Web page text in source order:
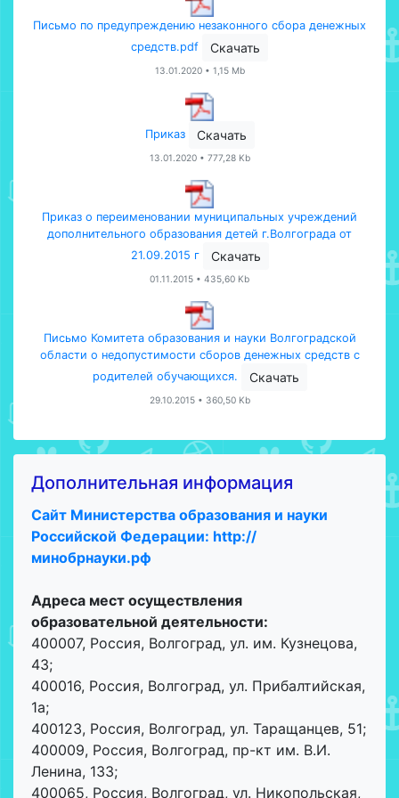
Письмо по предупреждению незаконного сбора денежных
средств.pdf
Скачать
13.01.2020 • 1,15 Mb
Приказ Скачать
13.01.2020 • 777,28 Kb
Приказ о переименовании муниципальных учреждений
дополнительного образования детей г.Волгограда от
21.09.2015 г
Скачать
01.11.2015 • 435,60 Kb
Письмо Комитета образования и науки Волгоградской
области о недопустимости сборов денежных средств с
родителей обучающихся.
Скачать
29.10.2015 • 360,50 Kb
Дополнительная информация
Сайт Министерства образования и науки
Российской Федерации: http://
минобрнауки.рф
Адреса мест осуществления
образовательной деятельности:
400007, Россия, Волгоград, ул. им. Кузнецова,
43;
400016, Россия, Волгоград, ул. Прибалтийская,
1а;
400123, Россия, Волгоград, ул. Таращанцев, 51;
400009, Россия, Волгоград, пр-кт им. В.И.
Ленина, 133;
400065, Россия, Волгоград, ул. Никопольская,